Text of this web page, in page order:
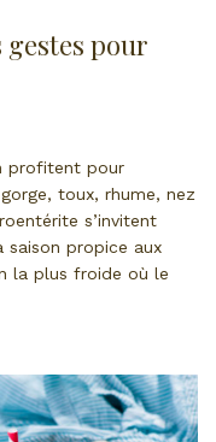
gestes pour
profitent pour
toux, rhume, nez
s’invitent
saison propice aux
la plus froide où le